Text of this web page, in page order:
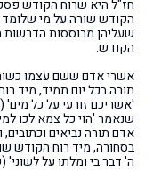
חז"ל היא שרוח הקודש
הקודש שורה על מי שלומד
שעליהן מבוססות הדרשות
הקודש:
אשרי אדם ששם עצמו כשור
תורה בכל יום תמיד, מיד
'אשריכם זורעי על כל מים'
שנאמר 'הוי כל צמא לכו
אדם תורה נביאים
בסחורה, מיד רוח הקודש
ה' דבר בי ומלתו על